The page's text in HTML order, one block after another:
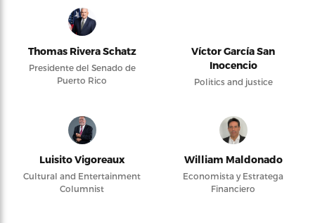
Thomas Rivera Schatz
Presidente del Senado de
Puerto Rico
Víctor García San
Inocencio
Politics and justice
Luisito Vigoreaux
Cultural and Entertainment
Columnist
William Maldonado
Economista y Estratega
Financiero